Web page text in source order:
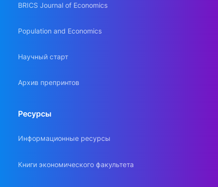
BRICS Journal of Economics
Population and Economics
Научный старт
Архив препринтов
Ресурсы
Информационные ресурсы
Книги экономического факультета